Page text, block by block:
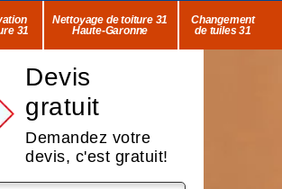
31
Nettoyage de toiture 31
Haute-Garonne
Changement
de tuiles 31
Devis
gratuit
Demandez votre
devis, c'est gratuit!